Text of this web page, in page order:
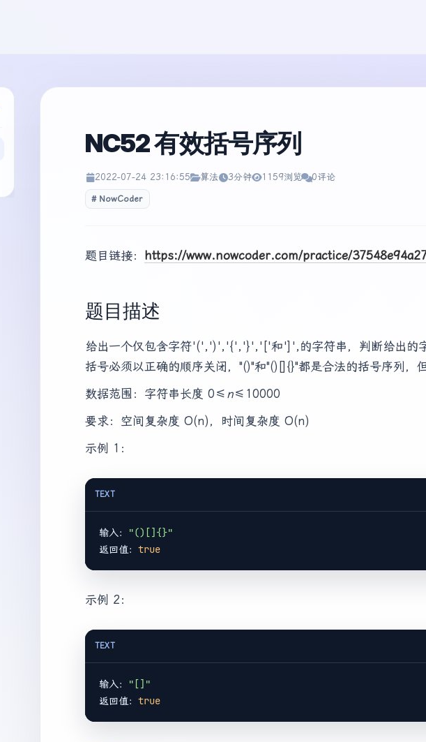
NC52 有效括号序列
2022-07-24 23:16:55 算法 3分钟 1159浏览 0评论
NowCoder
题目链接： https://www.nowcoder.com/practice/
题目描述
给出一个仅包含字符'(',')','{','}','['和']',的字符串，判断给出的
括号必须以正确的顺序关闭，"()"和"()[]{}"都是合法的括号序列，
数据范围：字符串长度 0≤ n≤10000
要求：空间复杂度 O(n)，时间复杂度 O(n)
示例 1：
TEXT
输入：
"()[]{}"
返回值： true
示例 2：
TEXT
输入：
"[]"
返回值： true